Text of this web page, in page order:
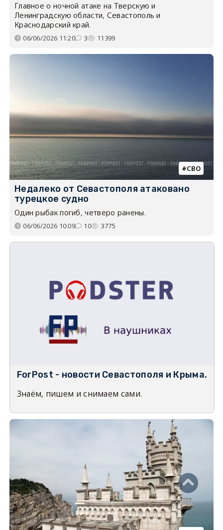
Главное о ночной атаке на Тверскую и
Ленинградскую области, Севастополь и
Краснодарский край.
06/06/2026 11:20 3 11399
СВО
Недалеко от Севастополя атаковано
турецкое судно
Один рыбак погиб, четверо ранены.
06/06/2026 10:09 10 3775
ForPost - новости Севастополя и Крыма.
Знаём, пишем и снимаем сами.